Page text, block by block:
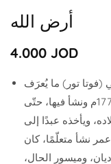
gallery
أرض الله
Regular
4.000 JOD
تور) ما يُعرَف
اليوم بـ (السّنغال) في غرب أفريقيا عام 1770م ونشأ فيها، حتّى
ويأخذه عبدًا إلى
نشأ متعلّمًا، كان
وميسور الحال،